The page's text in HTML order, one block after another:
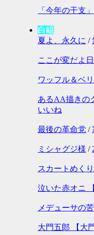
「今年の干支」
白組
夏よ、永久に /
ここが変だよ
ワッフル＆ベ
あるAA描きの
いいね
最後の革命党 /
ミシャグジ様 /
スカートめくり
泣いた赤オニ
メデューサの
大門五郎 【大